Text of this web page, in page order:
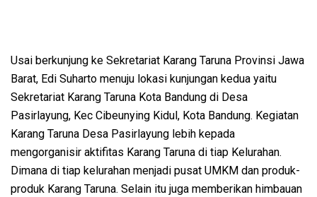
Usai berkunjung ke Sekretariat Karang Taruna Provinsi Jawa
Barat, Edi Suharto menuju lokasi kunjungan kedua yaitu
Sekretariat Karang Taruna Kota Bandung di Desa
Pasirlayung, Kec Cibeunying Kidul, Kota Bandung. Kegiatan
Karang Taruna Desa Pasirlayung lebih kepada
mengorganisir aktifitas Karang Taruna di tiap Kelurahan.
Dimana di tiap kelurahan menjadi pusat UMKM dan produk-
produk Karang Taruna. Selain itu juga memberikan himbauan